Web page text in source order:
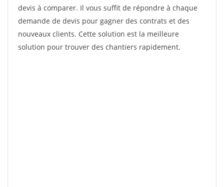
devis à comparer. Il vous suffit de répondre à chaque
demande de devis pour gagner des contrats et des
nouveaux clients. Cette solution est la meilleure
solution pour trouver des chantiers rapidement.